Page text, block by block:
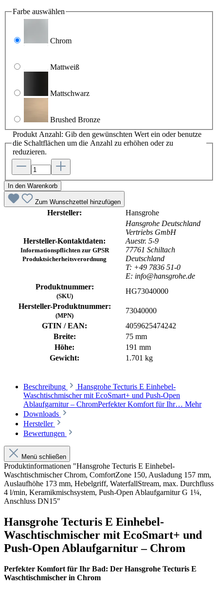
Farbe auswählen
Chrom
Mattweiß
Mattschwarz
Brushed Bronze
Produkt Anzahl: Gib den gewünschten Wert ein oder benutze
die Schaltflächen um die Anzahl zu erhöhen oder zu
reduzieren.
In den Warenkorb
Zum Wunschzettel hinzufügen
Hersteller: Hansgrohe
Hersteller-Kontaktdaten:
Informationspflichten zur GPSR
Produktsicherheitsverordnung
Hansgrohe Deutschland
Vertriebs GmbH
Auestr. 5-9
77761 Schiltach
Deutschland
T: +49 7836 51-0
E: info@hansgrohe.de
Produktnummer:
(SKU)
HG73040000
Hersteller-Produktnummer:
(MPN)
73040000
GTIN / EAN:
4059625474242
Breite:
75 mm
Höhe:
191 mm
Gewicht:
1.701 kg
Beschreibung
Hansgrohe Tecturis E Einhebel-
Waschtischmischer mit EcoSmart+ und Push-Open
Ablaufgarnitur – ChromPerfekter Komfort für Ihr… Mehr
Downloads
Hersteller
Bewertungen
Menü schließen
Produktinformationen "Hansgrohe Tecturis E Einhebel-
Waschtischmischer Chrom, ComfortZone 150, Ausladung 157 mm,
Auslaufhöhe 173 mm, Hebelgriff, WaterfallStream, max. Durchfluss
4 l/min, Keramikmischsystem, Push-Open Ablaufgarnitur G 1¼,
Anschluss DN15"
Hansgrohe Tecturis E Einhebel-
Waschtischmischer mit EcoSmart+ und
Push-Open Ablaufgarnitur – Chrom
Perfekter Komfort für Ihr Bad: Der Hansgrohe Tecturis E
Waschtischmischer in Chrom